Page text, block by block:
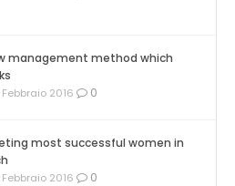
management method which
2016 0
most successful women in
2016 0